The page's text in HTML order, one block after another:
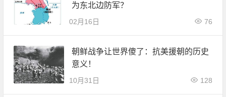
为东北边防军？
02月16日 76
朝鲜战争让世界傻了：抗美援朝的历史
意义！
10月31日 128